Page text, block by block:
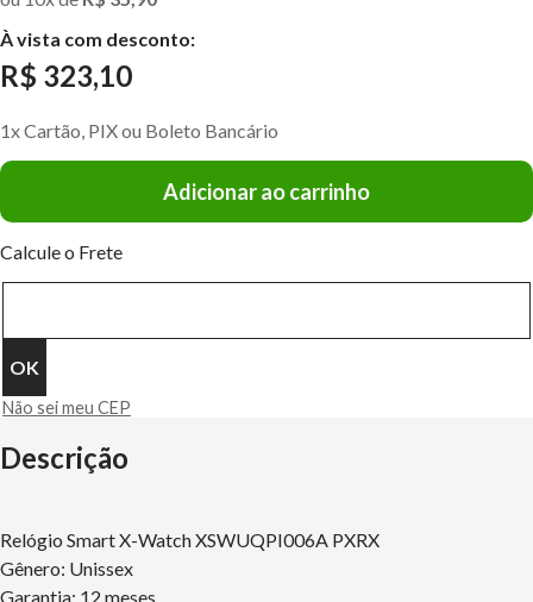
À vista com desconto:
R$ 323,10
1x Cartão, PIX ou Boleto Bancário
Adicionar ao carrinho
Calcule o Frete
Não sei meu CEP
Descrição
Relógio Smart X-Watch XSWUQPI006A PXRX
Gênero: Unissex
Garantia: 12 meses